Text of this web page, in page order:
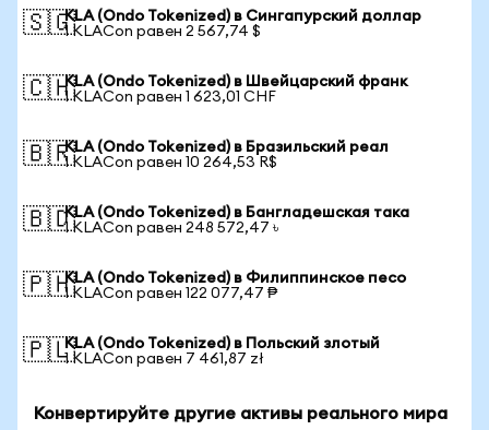
🇸🇬KLA (Ondo Tokenized) в Сингапурский доллар
1 KLACon равен 2 567,74 $
🇨🇭KLA (Ondo Tokenized) в Швейцарский франк
1 KLACon равен 1 623,01 CHF
🇧🇷KLA (Ondo Tokenized) в Бразильский реал
1 KLACon равен 10 264,53 R$
🇧🇩KLA (Ondo Tokenized) в Бангладешская така
1 KLACon равен 248 572,47 ৳
🇵🇭KLA (Ondo Tokenized) в Филиппинское песо
1 KLACon равен 122 077,47 ₱
🇵🇱KLA (Ondo Tokenized) в Польский злотый
1 KLACon равен 7 461,87 zł
Конвертируйте другие активы реального мира